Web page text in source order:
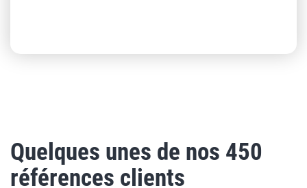
Quelques unes de nos 450
références clients